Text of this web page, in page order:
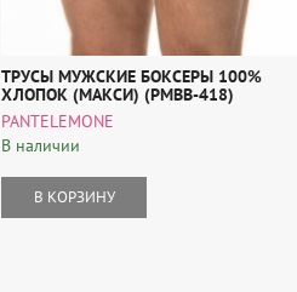
ТРУСЫ МУЖСКИЕ БОКСЕРЫ 100%
ХЛОПОК (МАКСИ) (PMBB-418)
PANTELEMONE
В наличии
В КОРЗИНУ